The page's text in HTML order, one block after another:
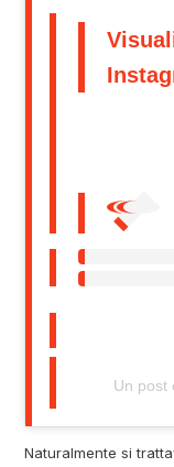
Un post
Naturalmente si